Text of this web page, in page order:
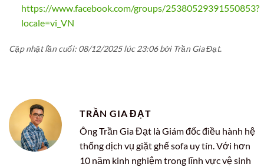
https://www.facebook.com/groups/25380529391550853?
locale=vi_VN
Cập nhật lần cuối: 08/12/2025 lúc 23:06 bởi Trần Gia Đạt.
TRẦN GIA ĐẠT
Ông Trần Gia Đạt là Giám đốc điều hành hệ
thống dịch vụ giặt ghế sofa uy tín. Với hơn
10 năm kinh nghiệm trong lĩnh vực vệ sinh